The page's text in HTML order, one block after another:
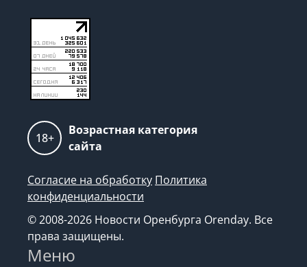
18+
Возрастная категория
сайта
Согласие на обработку Политика
конфиденциальности
© 2008-2026 Новости Оренбурга Orenday. Все
права защищены.
Меню